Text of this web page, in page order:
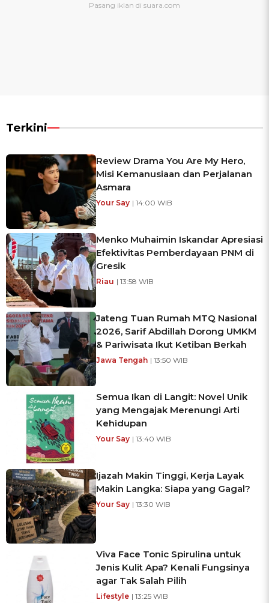
Terkini
Review Drama You Are My Hero,
Misi Kemanusiaan dan Perjalanan
Asmara
Your Say | 14:00 WIB
Menko Muhaimin Iskandar Apresiasi
Efektivitas Pemberdayaan PNM di
Gresik
Riau | 13:58 WIB
Jateng Tuan Rumah MTQ Nasional
2026, Sarif Abdillah Dorong UMKM
& Pariwisata Ikut Ketiban Berkah
Jawa Tengah | 13:50 WIB
Semua Ikan di Langit: Novel Unik
yang Mengajak Merenungi Arti
Kehidupan
Your Say | 13:40 WIB
Ijazah Makin Tinggi, Kerja Layak
Makin Langka: Siapa yang Gagal?
Your Say | 13:30 WIB
Viva Face Tonic Spirulina untuk
Jenis Kulit Apa? Kenali Fungsinya
agar Tak Salah Pilih
Lifestyle | 13:25 WIB